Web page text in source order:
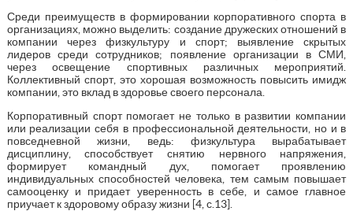
Среди преимуществ в формировании корпоративного спорта в
организациях, можно выделить: создание дружеских отношений в
компании через физкультуру и спорт; выявление скрытых
лидеров среди сотрудников; появление организации в СМИ,
через освещение спортивных различных мероприятий.
Коллективный спорт, это хорошая возможность повысить имидж
компании, это вклад в здоровье своего персонала.
Корпоративный спорт помогает не только в развитии компании
или реализации себя в профессиональной деятельности, но и в
повседневной жизни, ведь: физкультура вырабатывает
дисциплину, способствует снятию нервного напряжения,
формирует командный дух, помогает проявлению
индивидуальных способностей человека, тем самым повышает
самооценку и придает уверенность в себе, и самое главное
приучает к здоровому образу жизни [4, с.13].